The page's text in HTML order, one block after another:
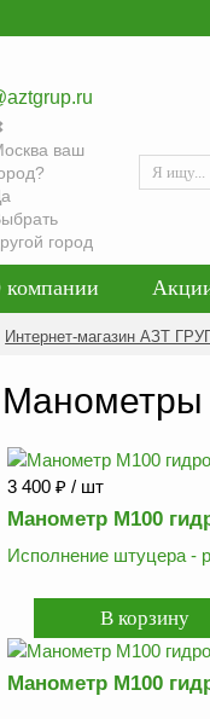
ваш
город
Интернет-магазин АЗТ ГРУП
Манометры
3 400 ₽ / шт
Манометр М100
Исполнение штуцера -
Манометр М100